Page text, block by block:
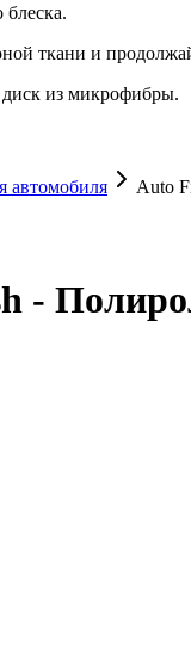
ткани и
из микрофибры.
автомобиля
Auto
-